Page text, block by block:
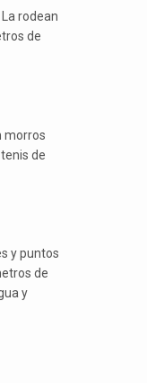
rodean
de
morros
de
y puntos
de
y